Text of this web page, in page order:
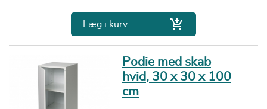
Læg i kurv 
Podie med skab
hvid, 30 x 30 x 100
cm